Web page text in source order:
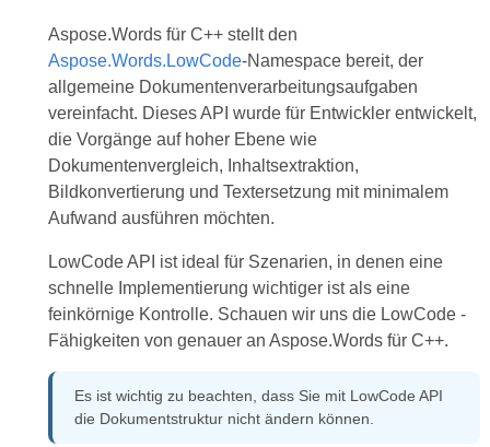
Aspose.Words für C++ stellt den
Aspose.Words.LowCode-Namespace bereit, der
allgemeine Dokumentenverarbeitungsaufgaben
vereinfacht. Dieses API wurde für Entwickler entwickelt,
die Vorgänge auf hoher Ebene wie
Dokumentenvergleich, Inhaltsextraktion,
Bildkonvertierung und Textersetzung mit minimalem
Aufwand ausführen möchten.
LowCode API ist ideal für Szenarien, in denen eine
schnelle Implementierung wichtiger ist als eine
feinkörnige Kontrolle. Schauen wir uns die LowCode -
Fähigkeiten von genauer an Aspose.Words für C++.
Es ist wichtig zu beachten, dass Sie mit LowCode API
die Dokumentstruktur nicht ändern können.